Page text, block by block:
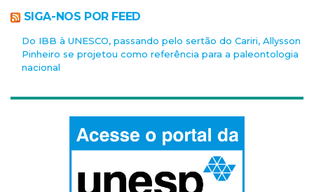
SIGA-NOS POR FEED
Do IBB à UNESCO, passando pelo sertão do Cariri, Allysson
Pinheiro se projetou como referência para a paleontologia
nacional